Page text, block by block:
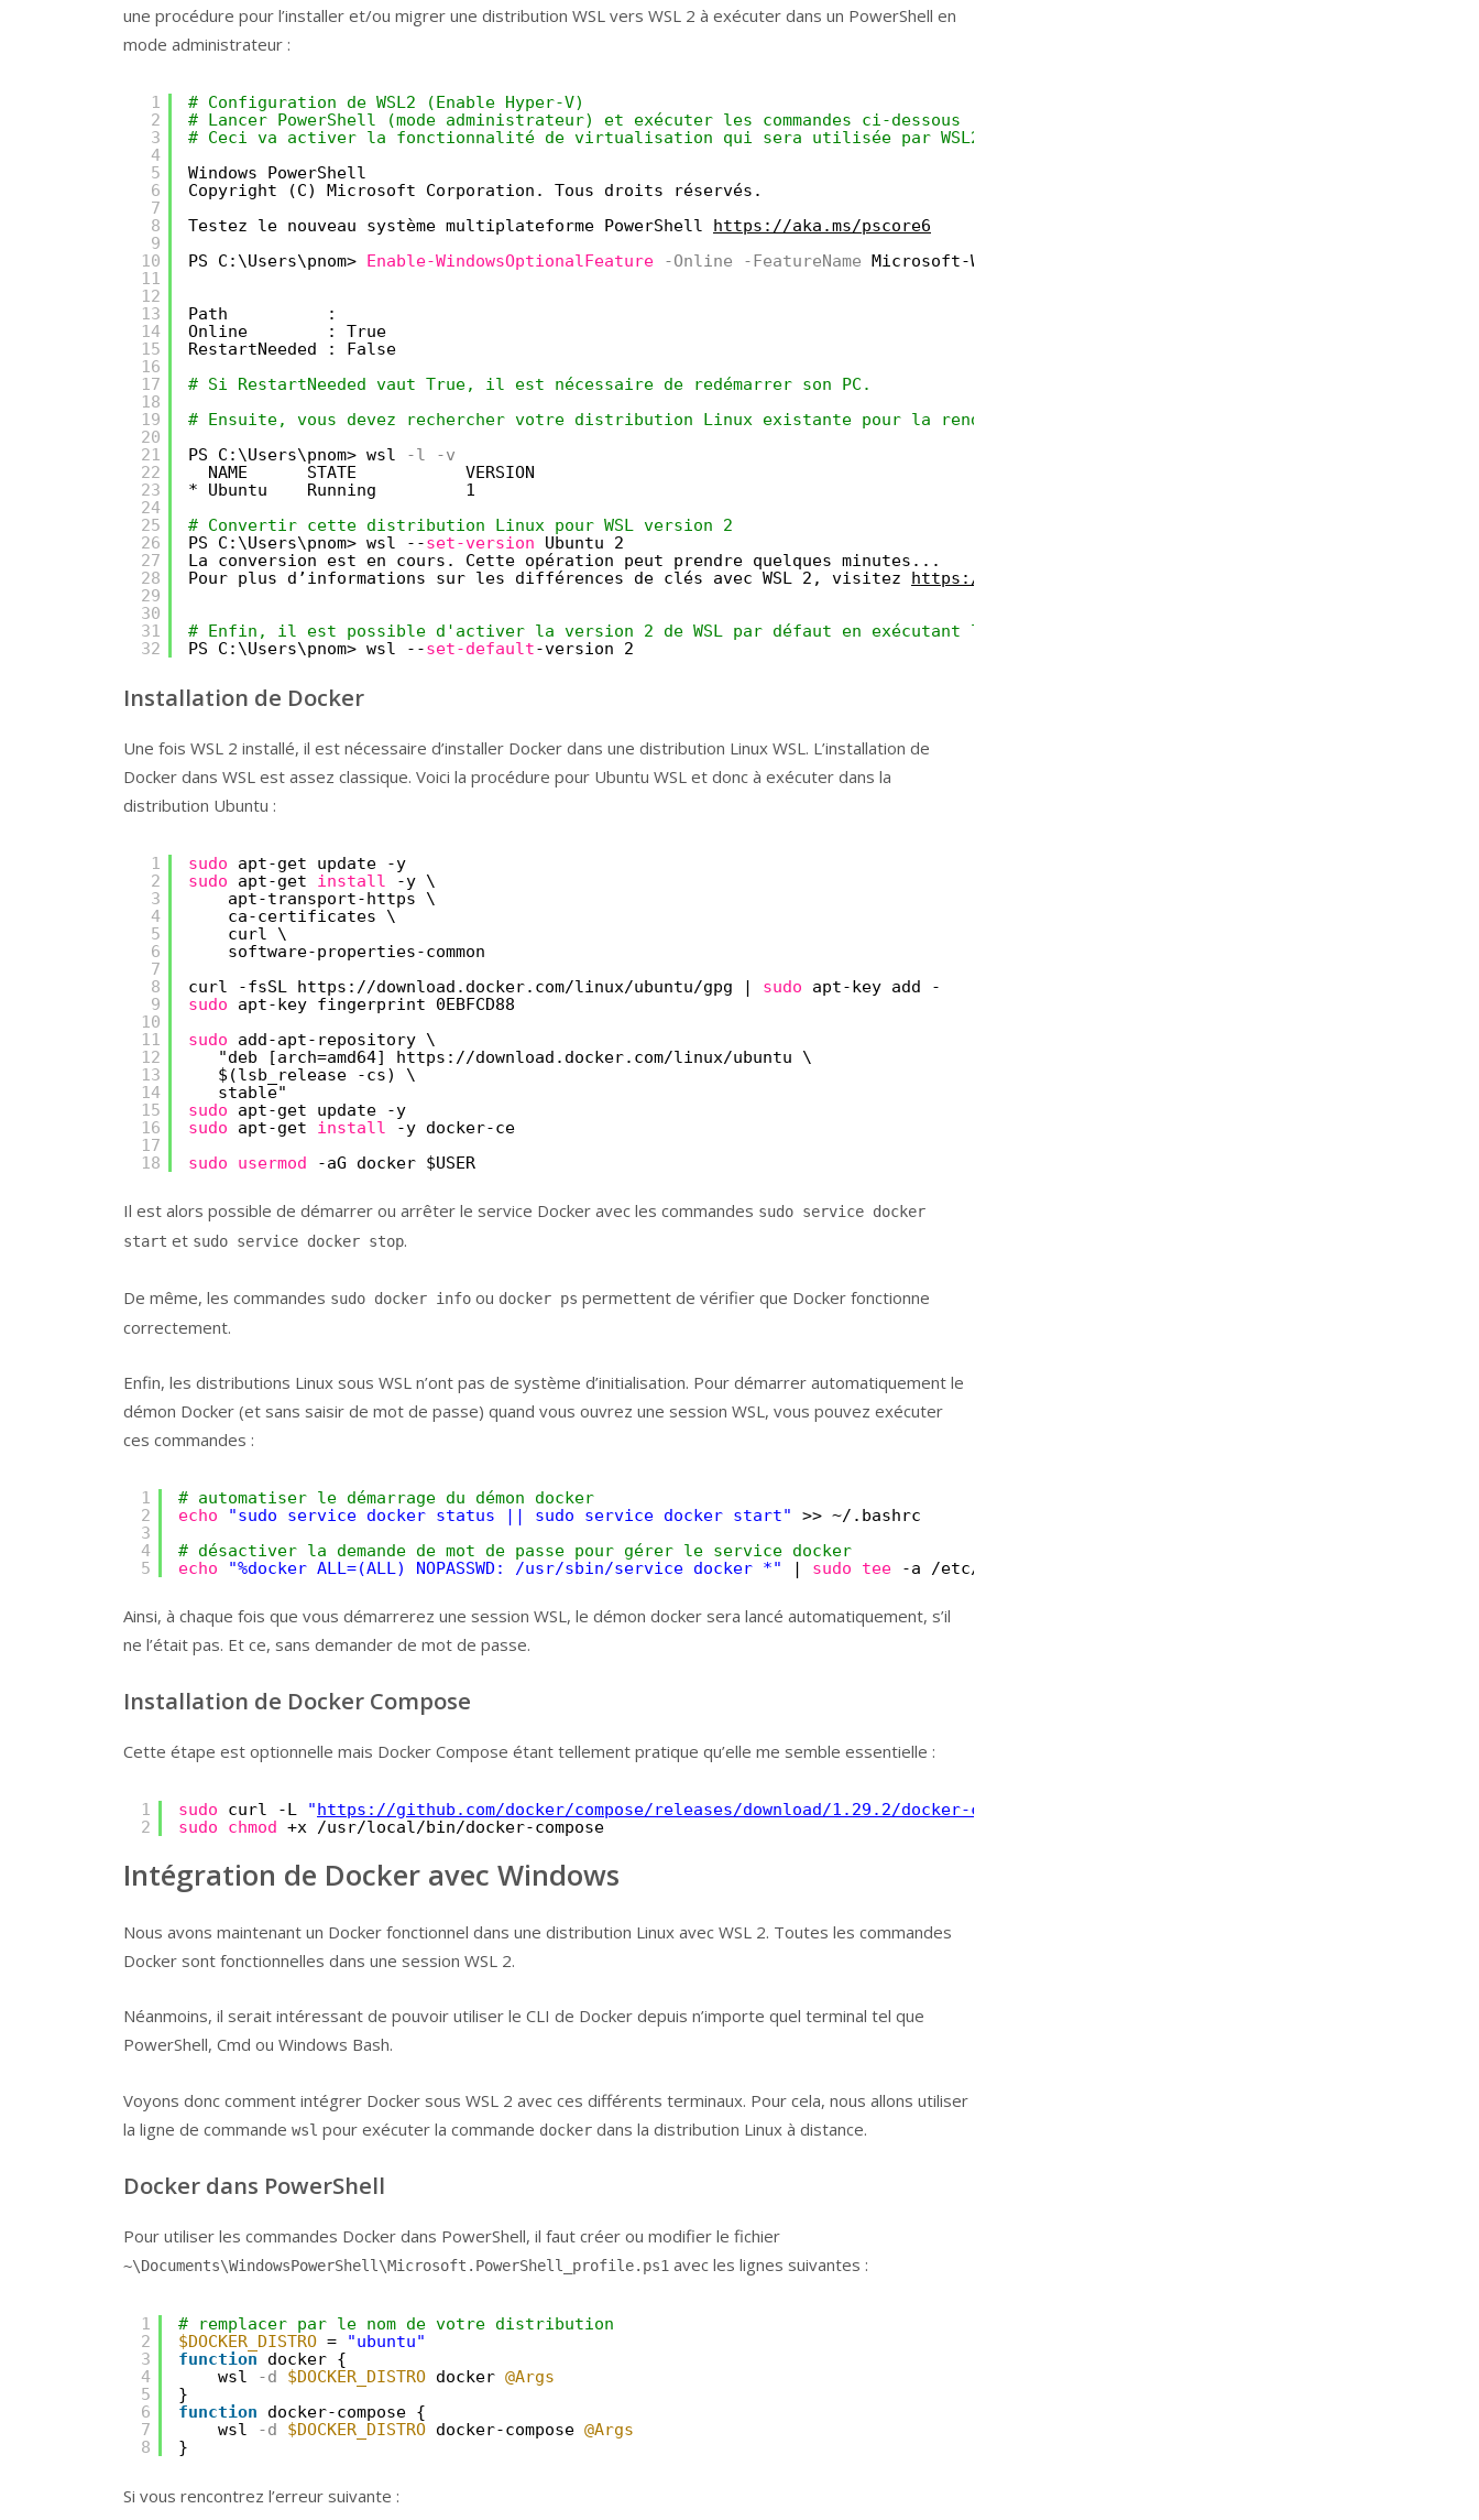
une procédure pour l’installer et/ou migrer une distribution WSL vers WSL 2 à exécuter dans un PowerShell en
mode administrateur :
1
2
3
4
5
6
7
8
9
10
11
12
13
14
15
16
17
18
19
20
21
22
23
24
25
26
27
28
29
30
31
32
# Configuration de WSL2 (Enable Hyper-V)
# Lancer PowerShell (mode administrateur) et exécuter les commandes ci-dessous
# Ceci va activer la fonctionnalité de virtualisation qui sera utilisée par WSL2
Windows PowerShell
Copyright (C) Microsoft Corporation. Tous droits réservés.
Testez le nouveau système multiplateforme PowerShell https://aka.ms/pscore6
PS C:\Users\pnom> Enable-WindowsOptionalFeature -Online -FeatureName Microsoft-Windows-Subsystem-Linux
Path          :
Online        : True
RestartNeeded : False
# Si RestartNeeded vaut True, il est nécessaire de redémarrer son PC.
# Ensuite, vous devez rechercher votre distribution Linux existante pour la rendre fonctionnelle avec WSL2.
PS C:\Users\pnom> wsl
-l
-v
NAME      STATE           VERSION
* Ubuntu    Running         1
# Convertir cette distribution Linux pour WSL version 2
PS C:\Users\pnom> wsl --set-version
Ubuntu 2
La conversion est en cours. Cette opération peut prendre quelques minutes...
Pour plus d’informations sur les différences de clés avec WSL 2, visitez https://aka.ms/wsl2
# Enfin, il est possible d'activer la version 2 de WSL par défaut en exécutant la commande ci-dessous :
PS C:\Users\pnom> wsl --set-default-version 2
Installation de Docker
Une fois WSL 2 installé, il est nécessaire d’installer Docker dans une distribution Linux WSL. L’installation de
Docker dans WSL est assez classique. Voici la procédure pour Ubuntu WSL et donc à exécuter dans la
distribution Ubuntu :
1
2
3
4
5
6
7
8
9
10
11
12
13
14
15
16
17
18
sudo
apt-get update -y
sudo
apt-get install
-y \
apt-transport-https \
ca-certificates \
curl \
software-properties-common
curl -fsSL https: //download .docker.com/linux/ubuntu/gpg | sudo
apt-key add -
sudo
apt-key fingerprint 0EBFCD88
sudo
add-apt-repository \
"deb [arch=amd64] https: //download .docker.com/linux/ubuntu
\
$(lsb_release -cs) \
stable"
sudo
apt-get update -y
sudo
apt-get install
-y docker-ce
sudo
usermod -aG docker $USER
Il est alors possible de démarrer ou arrêter le service Docker avec les commandes sudo service docker
start et sudo service docker stop.
De même, les commandes sudo docker info ou docker ps permettent de vérifier que Docker fonctionne
correctement.
Enfin, les distributions Linux sous WSL n’ont pas de système d’initialisation. Pour démarrer automatiquement le
démon Docker (et sans saisir de mot de passe) quand vous ouvrez une session WSL, vous pouvez exécuter
ces commandes :
1
2
3
4
5
# automatiser le démarrage du démon docker
echo
"sudo service docker status || sudo service docker start"
>> ~/.bashrc
# désactiver la demande de mot de passe pour gérer le service docker
echo
"%docker ALL=(ALL) NOPASSWD: /usr/sbin/service docker *" | sudo tee -a /etc/sudoers
Ainsi, à chaque fois que vous démarrerez une session WSL, le démon docker sera lancé automatiquement, s’il
ne l’était pas. Et ce, sans demander de mot de passe.
Installation de Docker Compose
Cette étape est optionnelle mais Docker Compose étant tellement pratique qu’elle me semble essentielle :
1
2
sudo curl -L "https://github.com/docker/compose/releases/download/1.29.2/docker-compose-
sudo
chmod +x /usr/local/bin/docker-compose
Intégration de Docker avec Windows
Nous avons maintenant un Docker fonctionnel dans une distribution Linux avec WSL 2. Toutes les commandes
Docker sont fonctionnelles dans une session WSL 2.
Néanmoins, il serait intéressant de pouvoir utiliser le CLI de Docker depuis n’importe quel terminal tel que
PowerShell, Cmd ou Windows Bash.
Voyons donc comment intégrer Docker sous WSL 2 avec ces différents terminaux. Pour cela, nous allons utiliser
la ligne de commande wsl pour exécuter la commande docker dans la distribution Linux à distance.
Docker dans PowerShell
Pour utiliser les commandes Docker dans PowerShell, il faut créer ou modifier le fichier
~\Documents\WindowsPowerShell\Microsoft.PowerShell_profile.ps1 avec les lignes suivantes :
1
2
3
4
5
6
7
8
# remplacer par le nom de votre distribution
$DOCKER_DISTRO =
"ubuntu"
function
docker {
wsl
-d $DOCKER_DISTRO docker @Args
}
function
docker-compose {
wsl
-d $DOCKER_DISTRO docker-compose @Args
}
Si vous rencontrez l’erreur suivante :